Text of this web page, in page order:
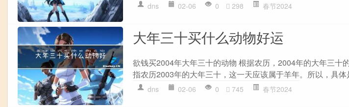
dns 02-06 0 298 春节2024
大年三十买什么动物好运
欲钱买2004年大年三十的动物 根据农历，2004年的大年三十
指农历2003年的大年三十，这一天应该属于羊年。所以，具体
dns 02-06 0 745 春节2024